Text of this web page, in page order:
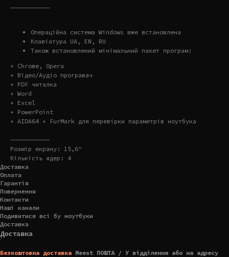
———————————
Операційна система Windows вже встановлена
Клавіатура UA, EN, RU
Також встановлений мінімальний пакет програм:
+ Chrome, Opera
+ Відео/Аудіо програвач
+ PDF читалка
+ Word
+ Excel
+ PowerPoint
+ AIDA64 + FurMark для перевірки параметрів ноутбука
———————————
Розмір екрану: 15,6"
Кількість ядер: 4
Доставка
Оплата
Гарантія
Повернення
Контакти
Наші канали
Подивитися всі бу ноутбуки
Доставка
Доставка
Безкоштовна доставка Meest ПОШТА / У відділення або на адресу